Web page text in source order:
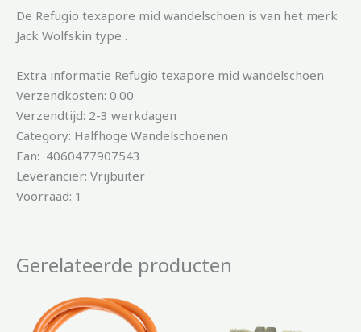
De Refugio texapore mid wandelschoen is van het merk
Jack Wolfskin type .
Extra informatie Refugio texapore mid wandelschoen
Verzendkosten: 0.00
Verzendtijd: 2-3 werkdagen
Category: Halfhoge Wandelschoenen
Ean: 4060477907543
Leverancier: Vrijbuiter
Voorraad: 1
Gerelateerde producten